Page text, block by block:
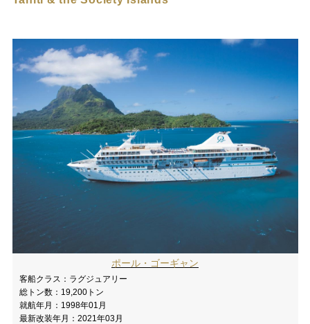
ポール・ゴーギャン
客船クラス： ラグジュアリー
総トン数： 19,200トン
就航年月： 1998年01月
最新改装年月： 2021年03月